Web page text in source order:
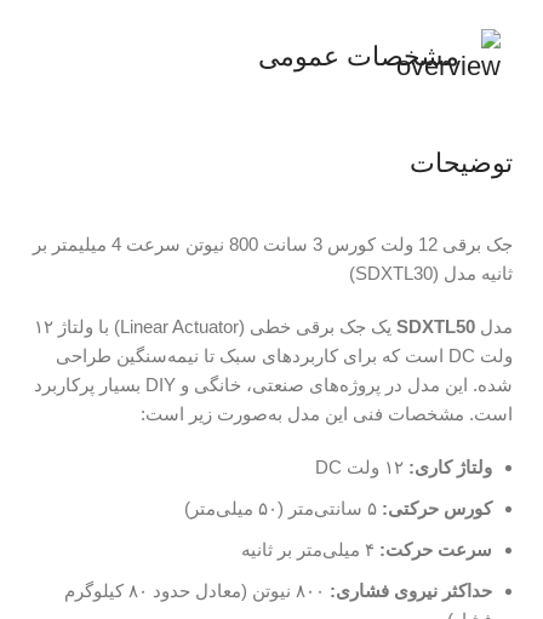
توضیحات
جک برقی 12 ولت کورس 3 سانت 800 نیوتن سرعت 4 میلیمتر بر
ثانیه مدل (SDXTL30)
مدل SDXTL50
یک جک برقی خطی (Linear Actuator) با ولتاژ ۱۲
ولت DC است که برای کاربردهای سبک تا نیمه‌سنگین طراحی
شده. این مدل در پروژه‌های صنعتی، خانگی و DIY بسیار پرکاربرد
است. مشخصات فنی این مدل به‌صورت زیر است:
ولتاژ کاری:
کورس حرکتی:
سرعت حرکت:
حداکثر نیروی فشاری:
۸۰۰ نیوتن (معادل حدود ۸۰ کیلوگرم
مشخصات عمومی